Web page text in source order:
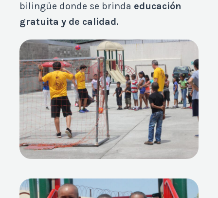
bilingüe donde se brinda educación
gratuita y de calidad.